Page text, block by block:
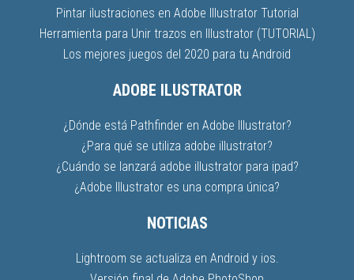
Pintar ilustraciones en Adobe Illustrator Tutorial
Herramienta para Unir trazos en Illustrator (TUTORIAL)
Los mejores juegos del 2020 para tu Android
ADOBE ILUSTRATOR
¿Dónde está Pathfinder en Adobe Illustrator?
¿Para qué se utiliza adobe illustrator?
¿Cuándo se lanzará adobe illustrator para ipad?
¿Adobe Illustrator es una compra única?
NOTICIAS
Lightroom se actualiza en Android y ios.